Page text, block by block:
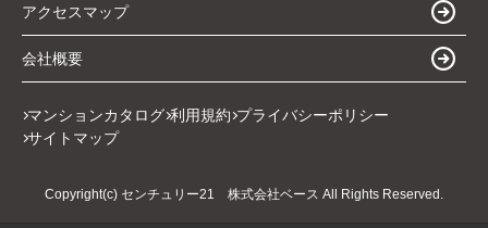
アクセスマップ
会社概要
マンションカタログ 利用規約 プライバシーポリシー
サイトマップ
Copyright(c) センチュリー21 株式会社ベース All Rights Reserved.